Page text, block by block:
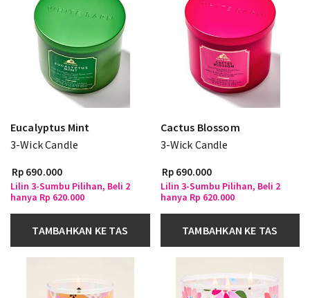
Eucalyptus Mint
3-Wick Candle
Rp 690.000
Lilin 3-Sumbu Pilihan, Beli 2
hanya Rp 620.000
TAMBAHKAN KE TAS
Cactus Blossom
3-Wick Candle
Rp 690.000
Lilin 3-Sumbu Pilihan, Beli 2
hanya Rp 620.000
TAMBAHKAN KE TAS